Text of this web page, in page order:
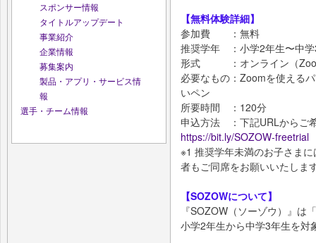
スポンサー情報
タイトルアップデート
事業紹介
企業情報
募集案内
製品・アプリ・サービス情
報
選手・チーム情報
【無料体験詳細】
参加費 ：無料
推奨学年 ：小学2年生〜中
形式 ：オンライン（
必要なもの：Zoomを使える
いペン
所要時間 ：120分
申込方法 ：下記URLからご
https://bit.ly/SOZOW-freetrial
※1 推奨学年未満のお子さま
者もご同席をお願いいたしま
【SOZOWについて】
『SOZOW（ソーゾウ）』は
小学2年生から中学3年生を対